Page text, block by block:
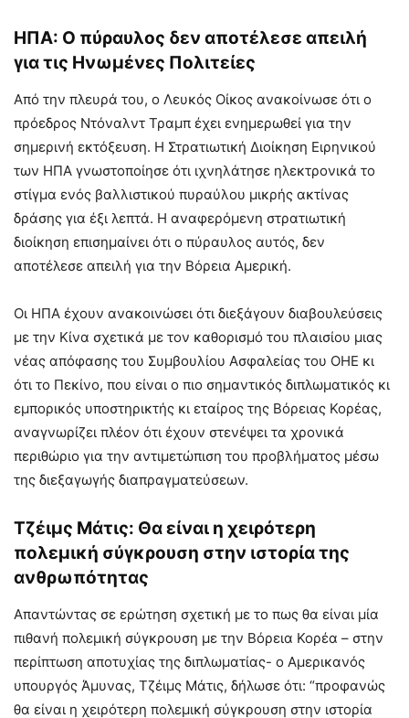
ΗΠΑ: Ο πύραυλος δεν αποτέλεσε απειλή
για τις Ηνωμένες Πολιτείες
Από την πλευρά του, ο Λευκός Οίκος ανακοίνωσε ότι ο
πρόεδρος Ντόναλντ Τραμπ έχει ενημερωθεί για την
σημερινή εκτόξευση. Η Στρατιωτική Διοίκηση Ειρηνικού
των ΗΠΑ γνωστοποίησε ότι ιχνηλάτησε ηλεκτρονικά το
στίγμα ενός βαλλιστικού πυραύλου μικρής ακτίνας
δράσης για έξι λεπτά. Η αναφερόμενη στρατιωτική
διοίκηση επισημαίνει ότι ο πύραυλος αυτός, δεν
αποτέλεσε απειλή για την Βόρεια Αμερική.
Οι ΗΠΑ έχουν ανακοινώσει ότι διεξάγουν διαβουλεύσεις
με την Κίνα σχετικά με τον καθορισμό του πλαισίου μιας
νέας απόφασης του Συμβουλίου Ασφαλείας του ΟΗΕ κι
ότι το Πεκίνο, που είναι ο πιο σημαντικός διπλωματικός κι
εμπορικός υποστηρικτής κι εταίρος της Βόρειας Κορέας,
αναγνωρίζει πλέον ότι έχουν στενέψει τα χρονικά
περιθώριο για την αντιμετώπιση του προβλήματος μέσω
της διεξαγωγής διαπραγματεύσεων.
Τζέιμς Μάτις: Θα είναι η χειρότερη
πολεμική σύγκρουση στην ιστορία της
ανθρωπότητας
Απαντώντας σε ερώτηση σχετική με το πως θα είναι μία
πιθανή πολεμική σύγκρουση με την Βόρεια Κορέα – στην
περίπτωση αποτυχίας της διπλωματίας- ο Αμερικανός
υπουργός Άμυνας, Τζέιμς Μάτις, δήλωσε ότι: “προφανώς
θα είναι η χειρότερη πολεμική σύγκρουση στην ιστορία